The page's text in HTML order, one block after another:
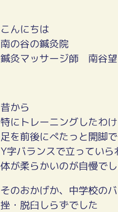
こんにちは
南の谷の鍼灸院
鍼灸マッサージ師 南谷
昔から
特にトレーニングしたわ
足を前後にぺたっと開脚
Y字バランスで立っていら
体が柔らかいのが自慢で
そのおかげか、中学校の
挫・脱臼しらずでした